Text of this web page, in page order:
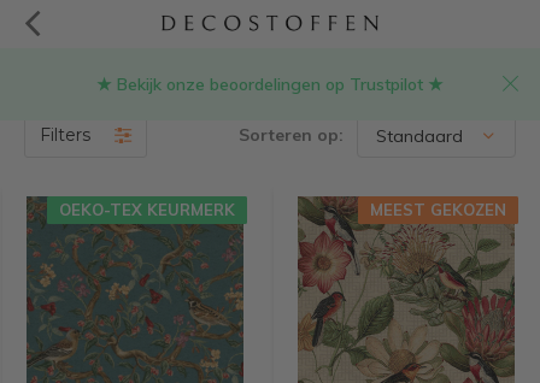
★ Bekijk onze beoordelingen op Trustpilot ★
Stof met vogels en bloemen (20)
Filters Sorteren op:
OEKO-TEX KEURMERK
OEKO-TEX KEURMERK MEEST GEKOZEN
MEEST GEKOZEN